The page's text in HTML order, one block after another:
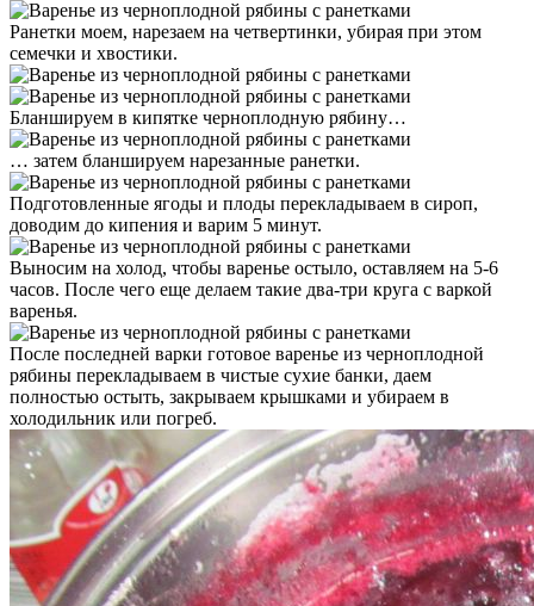
Ранетки моем, нарезаем на четвертинки, убирая при этом
семечки и хвостики.
Бланшируем в кипятке черноплодную рябину…
… затем бланшируем нарезанные ранетки.
Подготовленные ягоды и плоды перекладываем в сироп,
доводим до кипения и варим 5 минут.
Выносим на холод, чтобы варенье остыло, оставляем на 5-6
часов. После чего еще делаем такие два-три круга с варкой
варенья.
После последней варки готовое варенье из черноплодной
рябины перекладываем в чистые сухие банки, даем
полностью остыть, закрываем крышками и убираем в
холодильник или погреб.